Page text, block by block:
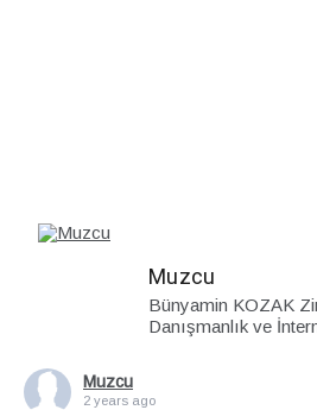
Muzcu
Bünyamin KOZAK
Danışmanlık ve
Muzcu
2 years ago